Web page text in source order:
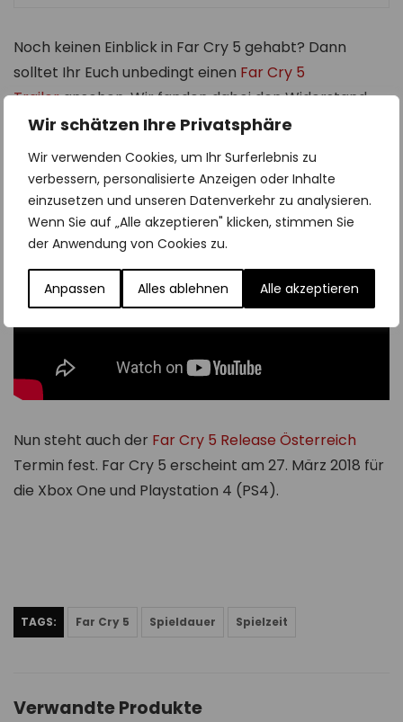
Wir schätzen Ihre Privatsphäre
Wir verwenden Cookies, um Ihr Surferlebnis zu
verbessern, personalisierte Anzeigen oder Inhalte
einzusetzen und unseren Datenverkehr zu analysieren.
Wenn Sie auf „Alle akzeptieren" klicken, stimmen Sie
der Anwendung von Cookies zu.
Anpassen Alles ablehnen Alle akzeptieren
Noch keinen Einblick in Far Cry 5 gehabt? Dann
solltet Ihr Euch unbedingt einen Far Cry 5
Traileransehen. Wir fanden dabei den Widerstand
Trailer sehr interessant und sehenswert. Hier der
Trailer:
Nun steht auch der Far Cry 5 Release Österreich
Termin fest. Far Cry 5 erscheint am 27. März 2018 für
die Xbox One und Playstation 4 (PS4).
TAGS: Far Cry 5 Spieldauer Spielzeit
Verwandte Produkte